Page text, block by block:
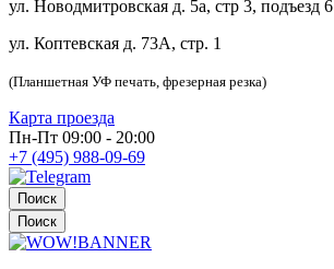
ул. Новодмитровская д. 5а, стр 3, подъезд 6
ул. Коптевская д. 73А, стр. 1
(Планшетная УФ печать, фрезерная резка)
Карта проезда
Пн-Пт 09:00 - 20:00
+7 (495) 988-09-69
Поиск
Поиск